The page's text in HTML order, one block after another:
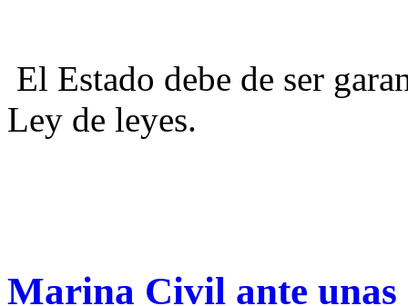
El Estado debe de ser
Ley de leyes.
Marina Civil ante unas